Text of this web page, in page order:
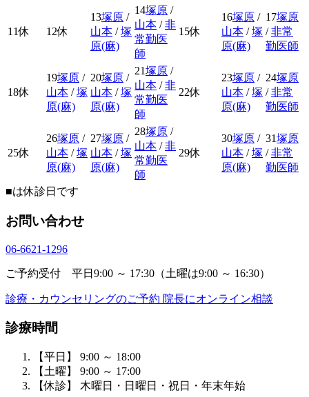
11休 12休
13塚原 /
山本 /塚
原(麻)
14塚原 /
山本 /非
常勤医
師
15休
16塚原 /
山本 /塚
原(麻)
17塚原
/非常
勤医師
18休
19塚原 /
山本 /塚
原(麻)
20塚原 /
山本 /塚
原(麻)
21塚原 /
山本 /非
常勤医
師
22休
23塚原 /
山本 /塚
原(麻)
24塚原
/非常
勤医師
25休
26塚原 /
山本 /塚
原(麻)
27塚原 /
山本 /塚
原(麻)
28塚原 /
山本 /非
常勤医
師
29休
30塚原 /
山本 /塚
原(麻)
31塚原
/非常
勤医師
■は休診日です
お問い合わせ
06-6621-1296
ご予約受付 平日9:00 ～ 17:30（土曜は9:00 ～ 16:30）
診療・カウンセリングのご予約 院長にオンライン相談
診療時間
【平日】 9:00 ～ 18:00
【土曜】 9:00 ～ 17:00
【休診】 木曜日・日曜日・祝日・年末年始